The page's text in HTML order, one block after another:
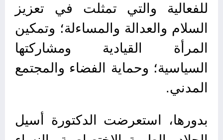
للفعالية والتي تمثلت في تعزيز
السلام والعدالة والمساءلة؛ وتمكين
المرأة القيادية ومشاركتها
السياسية؛ وحماية الفضاء والمجتمع
المدني.
بدورها، استعرضت الدكتورة أسيل